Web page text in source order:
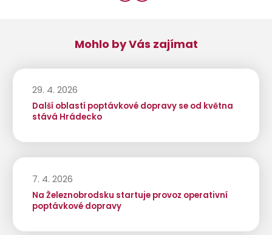
Mohlo by Vás zajímat
29. 4. 2026
Další oblastí poptávkové dopravy se od května
stává Hrádecko
7. 4. 2026
Na Železnobrodsku startuje provoz operativní
poptávkové dopravy